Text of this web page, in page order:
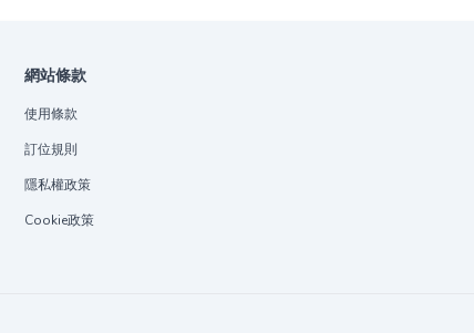
網站條款
使用條款
訂位規則
隱私權政策
Cookie政策